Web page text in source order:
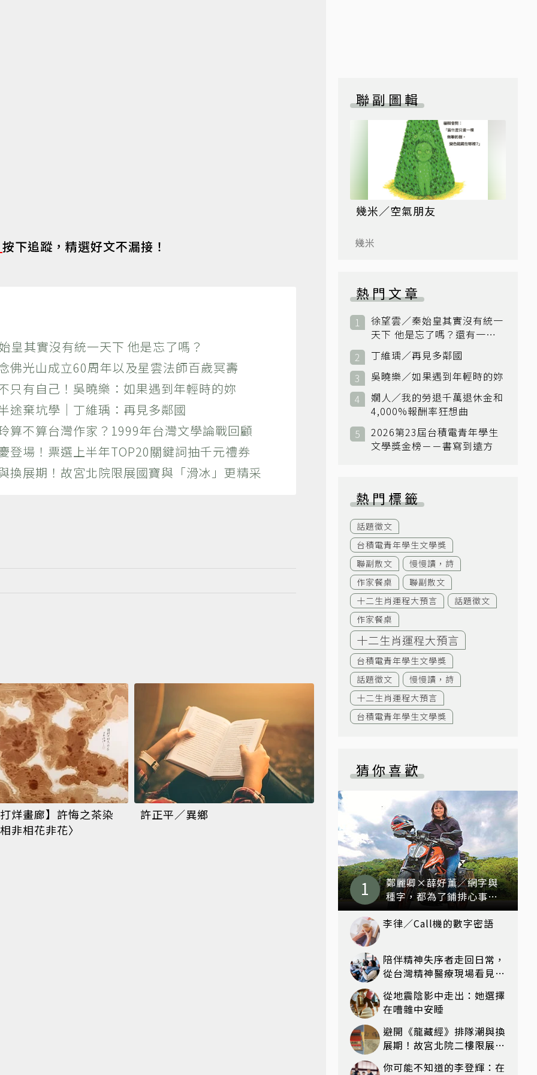
按下追蹤，精選好文不漏接！
其實沒有統一天下 他是忘了嗎？
光山成立60周年以及星雲法師百歲冥壽
有自己！吳曉樂：如果遇到年輕時的妳
棄坑學｜丁維瑀：再見多鄰國
不算台灣作家？1999年台灣文學論戰回顧
場！票選上半年TOP20關鍵詞抽千元禮券
展期！故宮北院限展國寶與「滑冰」更精采
烊畫廊】許悔之茶染
非相花非花〉
許正平／異鄉
聯副圖輯
幾米／空氣朋友
幾米
熱門文章
徐望雲／秦始皇其實沒有統一
天下 他是忘了嗎？還有一個
小國：衛國
丁維瑀／再見多鄰國
吳曉樂／如果遇到年輕時的妳
嫺人／我的勞退千萬退休金和
4,000%報酬率狂想曲
2026第23屆台積電青年學生
文學獎金榜－－書寫到遠方
熱門標籤
話題徵文
台積電青年學生文學獎
聯副散文
慢慢讀，詩
作家餐桌
聯副散文
十二生肖運程大預言
話題徵文
作家餐桌
十二生肖運程大預言
台積電青年學生文學獎
話題徵文
慢慢讀，詩
十二生肖運程大預言
台積電青年學生文學獎
猜你喜歡
鄭麗卿×薛好薰／網字與
種字，都為了鋪排心事
（上）
李律／Call機的數字密語
陪伴精神失序者走回日常，
從台灣精神醫療現場看見復
從地震陰影中走出：她選擇
在嘈雜中安睡
避開《龍藏經》排隊潮與換
展期！故宮北院二樓限展國
你可能不知道的李登輝：在